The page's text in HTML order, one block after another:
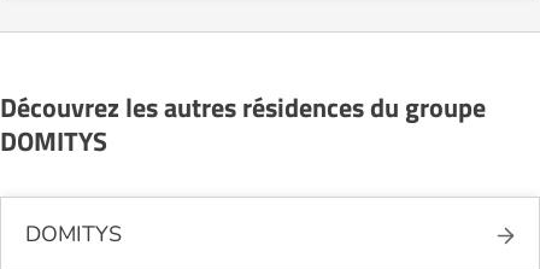
Découvrez les autres résidences du groupe
DOMITYS
DOMITYS